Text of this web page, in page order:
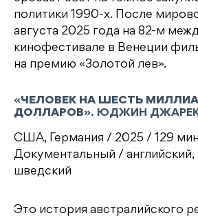
политики 1990-х. После
августа 2025 года на 82-м
кинофестивале в Венеции
на премию «Золотой лев».
«ЧЕЛОВЕК НА ШЕСТЬ
ДОЛЛАРОВ». ЮДЖИН
США, Германия / 2025 / 129
Документальный / английский,
шведский
Это история австралийского